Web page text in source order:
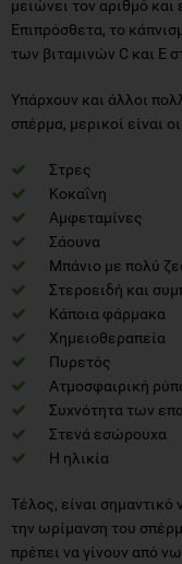
μειώνει τον αριθμό και
Επιπρόσθετα, το
των βιταμινών C και Ε
Υπάρχουν και άλλοι
σπέρμα, μερικοί είναι
Στρες
Κοκαΐνη
Αμφεταμίνες
Σάουνα
Μπάνιο με πολύ
Στεροειδή και
Κάποια φάρμακα
Χημειοθεραπεία
Πυρετός
Ατμοσφαιρική
Συχνότητα των
Στενά εσώρουχα
Η ηλικία
Τέλος, είναι σημαντικό
την ωρίμανση του
πρέπει να γίνουν από